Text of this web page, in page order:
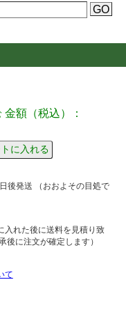
金額（税込）：
後発送 （おおよその目処で
入れた後に送料を見積り致
後に注文が確定します）
て